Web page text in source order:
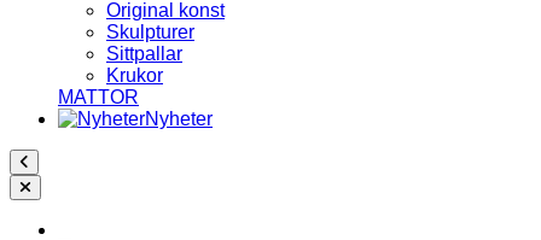
Original konst
Skulpturer
Sittpallar
Krukor
MATTOR
Nyheter